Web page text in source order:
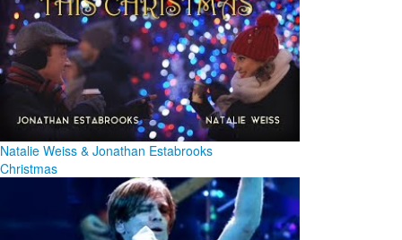
Natalie Weiss & Jonathan Estabrooks
Christmas